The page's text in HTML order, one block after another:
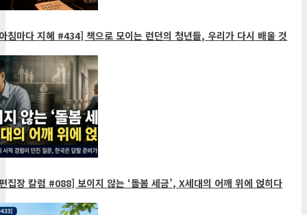
마다 지혜 #434] 책으로 모이는 런던의 청년들, 우리가 다시 배울 것
장 칼럼 #088] 보이지 않는 ‘돌봄 세금’, X세대의 어깨 위에 얹히다